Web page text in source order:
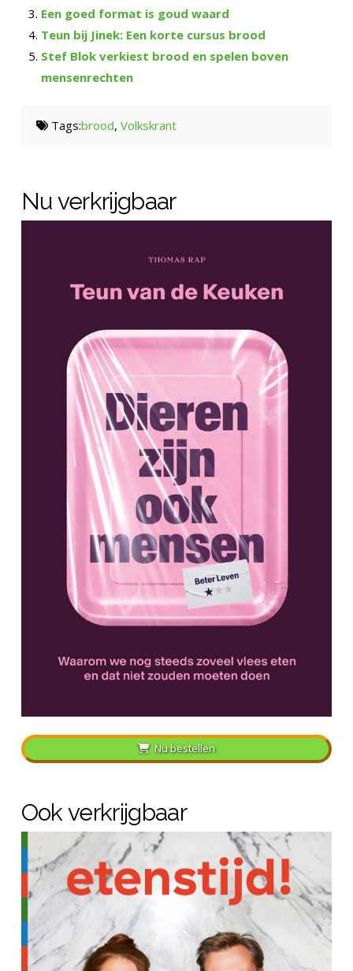
Een goed format is goud waard
Teun bij Jinek: Een korte cursus brood
Stef Blok verkiest brood en spelen boven
mensenrechten
Tags:brood,Volkskrant
Nu verkrijgbaar
Nu bestellen
Ook verkrijgbaar